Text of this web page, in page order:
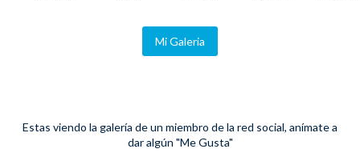
Mi Galeria
Estas viendo la galería de un miembro de la red social, anímate a
dar algún "Me Gusta"